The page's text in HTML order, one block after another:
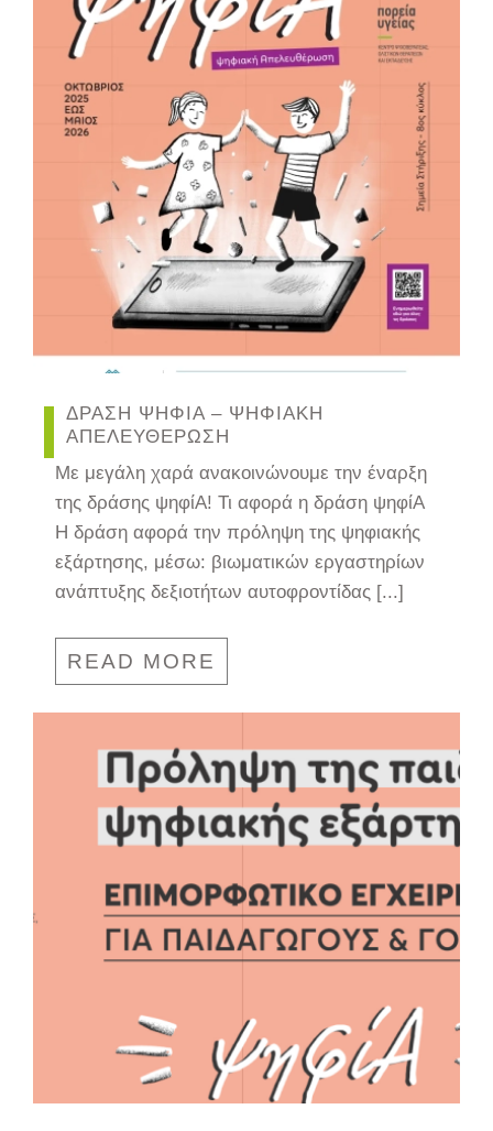
ΔΡΑΣΗ ΨΗΦΙΑ – ΨΗΦΙΑΚΗ
ΑΠΕΛΕΥΘΕΡΩΣΗ
Με μεγάλη χαρά ανακοινώνουμε την έναρξη
της δράσης ψηφίΑ! Τι αφορά η δράση ψηφίΑ
Η δράση αφορά την πρόληψη της ψηφιακής
εξάρτησης, μέσω: βιωματικών εργαστηρίων
ανάπτυξης δεξιοτήτων αυτοφροντίδας [...]
READ MORE